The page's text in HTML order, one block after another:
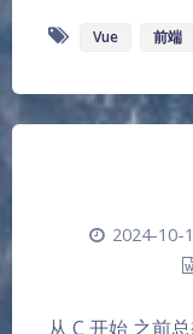
Vue 前端
2024-10-
从 C 开始 之前